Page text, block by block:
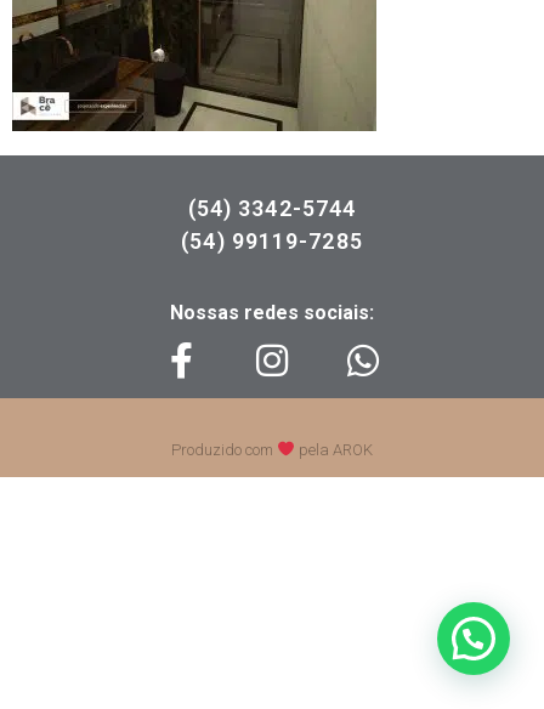
(54) 3342-5744
(54) 99119-7285
Nossas redes sociais:
Produzido com pela AROK